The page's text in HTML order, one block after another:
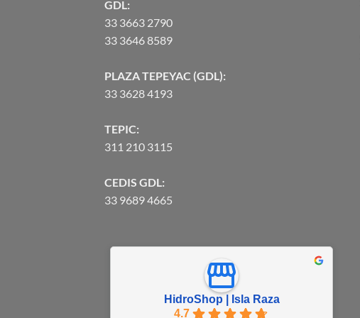
GDL:
33 3663 2790
33 3646 8589
PLAZA TEPEYAC (GDL):
33 3628 4193
TEPIC:
311 210 3115
CEDIS GDL:
33 9689 4665
HidroShop | Isla Raza
4.7